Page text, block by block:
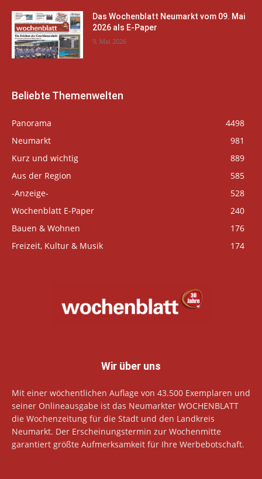
Das Wochenblatt Neumarkt vom 09. Mai
2026 als E-Paper
9. Mai 2026
Beliebte Themenwelten
Panorama
4498
Neumarkt
981
Kurz und wichtig
889
Aus der Region
585
-Anzeige-
528
Wochenblatt E-Paper
240
Bauen & Wohnen
176
Freizeit, Kultur & Musik
174
Wir über uns
Mit einer wöchentlichen Auflage von 43.500 Exemplaren und
seiner Onlineausgabe ist das Neumarkter WOCHENBLATT
die Wochenzeitung für die Stadt und den Landkreis
Neumarkt. Der Erscheinungstermin zur Wochenmitte
garantiert größte Aufmerksamkeit für Ihre Werbebotschaft.